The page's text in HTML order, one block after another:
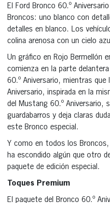
El Ford Bronco 60.º
Broncos: uno blanco con
detalles en blanco. Los
colina arenosa con un cielo
Un gráfico en Rojo Bermellón
comienza en la parte
60.º Aniversario, mientras que
Aniversario, inspirada en la
del Mustang 60.º Aniversario,
guardabarros y deja claras
este Bronco especial.
Y como en todos los Broncos,
ha escondido algún que otro
paquete de edición especial.
Toques Premium
El paquete del Bronco 60.º